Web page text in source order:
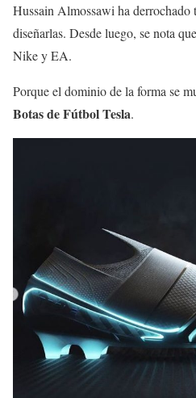
Hussain Almossawi ha derrochado
diseñarlas. Desde luego, se nota
Nike y EA.
Porque el dominio de la forma se
Botas de Fútbol Tesla.